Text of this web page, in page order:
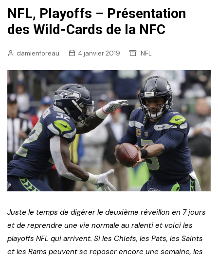
NFL, Playoffs – Présentation
des Wild-Cards de la NFC
damienforeau 4 janvier 2019 NFL
Juste le temps de digérer le deuxième réveillon en 7 jours
et de reprendre une vie normale au ralenti et voici les
playoffs NFL qui arrivent. Si les Chiefs, les Pats, les Saints
et les Rams peuvent se reposer encore une semaine, les